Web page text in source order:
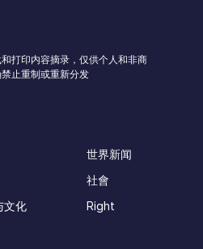
打印内容摘录，仅供个人和非商
止重制或重新分发
文化
世界新闻
社會
Right